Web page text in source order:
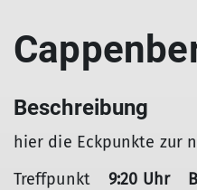
Beschreibung
hier die Eckpunkte zur
Treffpunkt
9:20 Uhr